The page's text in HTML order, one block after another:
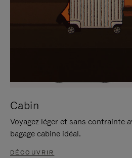
PAUSE
LE
SON
Cabin
Voyagez léger et sans contrainte
bagage cabine idéal.
DÉCOUVRIR